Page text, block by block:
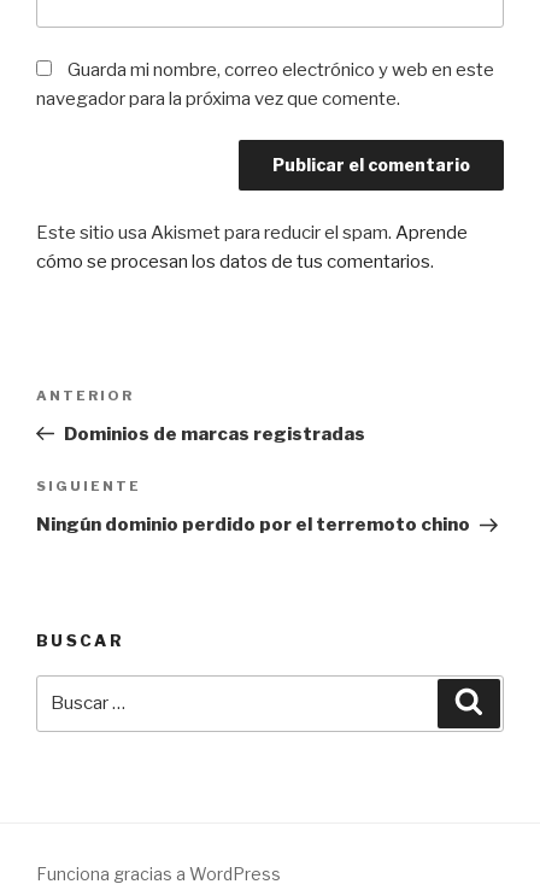
Guarda mi nombre, correo electrónico y web en este
navegador para la próxima vez que comente.
Este sitio usa Akismet para reducir el spam. Aprende
cómo se procesan los datos de tus comentarios.
entradas
Entrada
anterior:
ANTERIOR
Dominios de marcas registradas
Siguiente
entrada
SIGUIENTE
Ningún dominio perdido por el terremoto chino
BUSCAR
Funciona gracias a WordPress